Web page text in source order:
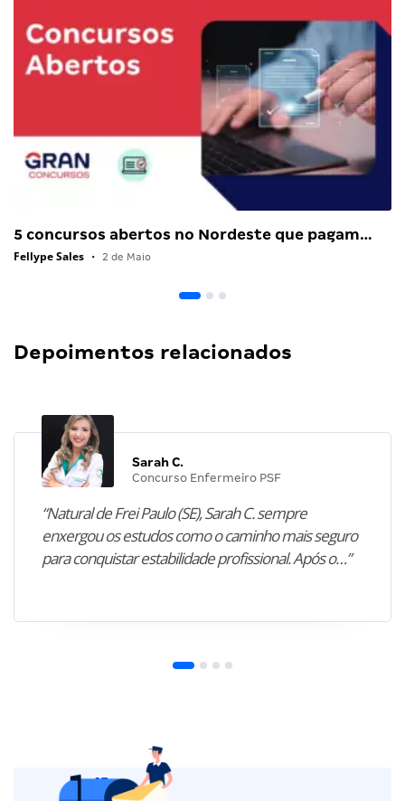
5 concursos abertos no Nordeste que pagam…
Fellype Sales • 2 de Maio
Depoimentos relacionados
Sarah C.
Concurso Enfermeiro PSF
“Natural de Frei Paulo (SE), Sarah C. sempre
enxergou os estudos como o caminho mais seguro
para conquistar estabilidade profissional. Após o…”